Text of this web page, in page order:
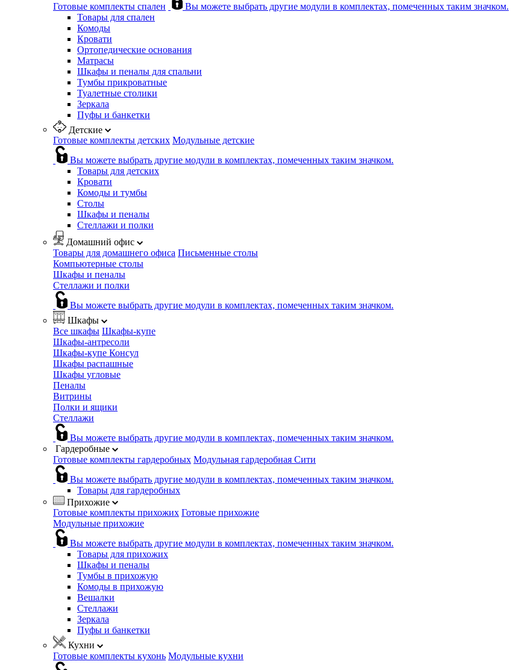
Готовые комплекты спален
Вы можете выбрать другие модули в комплектах, помеченных таким значком.
Товары для спален
Комоды
Кровати
Ортопедические основания
Матрасы
Шкафы и пеналы для спальни
Тумбы прикроватные
Туалетные столики
Зеркала
Пуфы и банкетки
Детские
Готовые комплекты детских Модульные детские
Вы можете выбрать другие модули в комплектах, помеченных таким значком.
Товары для детских
Кровати
Комоды и тумбы
Столы
Шкафы и пеналы
Стеллажи и полки
Домашний офис
Товары для домашнего офиса Письменные столы
Компьютерные столы
Шкафы и пеналы
Стеллажи и полки
Вы можете выбрать другие модули в комплектах, помеченных таким значком.
Шкафы
Все шкафы Шкафы-купе
Шкафы-антресоли
Шкафы-купе Консул
Шкафы распашные
Шкафы угловые
Пеналы
Витрины
Полки и ящики
Стеллажи
Вы можете выбрать другие модули в комплектах, помеченных таким значком.
Гардеробные
Готовые комплекты гардеробных Модульная гардеробная Сити
Вы можете выбрать другие модули в комплектах, помеченных таким значком.
Товары для гардеробных
Прихожие
Готовые комплекты прихожих Готовые прихожие
Модульные прихожие
Вы можете выбрать другие модули в комплектах, помеченных таким значком.
Товары для прихожих
Шкафы и пеналы
Тумбы в прихожую
Комоды в прихожую
Вешалки
Стеллажи
Зеркала
Пуфы и банкетки
Кухни
Готовые комплекты кухонь Модульные кухни